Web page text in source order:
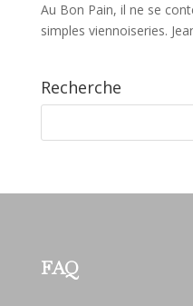
Au Bon Pain, il ne se
simples viennoiseries.
Recherche
FAQ